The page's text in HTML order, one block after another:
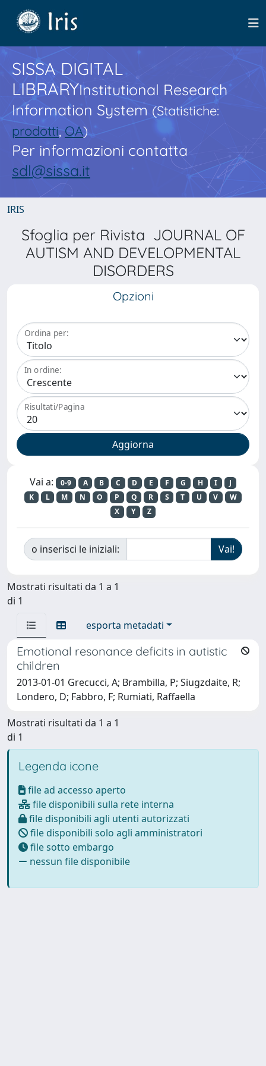
SISSA DIGITAL
LIBRARYInstitutional Research
Information System(Statistiche:
prodotti,OA)
Per informazioni contatta
sdl@sissa.it
IRIS
Sfoglia per Rivista JOURNAL OF
AUTISM AND DEVELOPMENTAL
DISORDERS
Opzioni
Ordina per:
In ordine:
Risultati/Pagina
Vai a: 0-9 A B C D E F G H I
J
K
L M N O P Q R S T U V
W
X
Y Z
o inserisci le iniziali:
Mostrati risultati da 1 a 1
di 1
esporta metadati
Emotional resonance deficits in autistic
children
2013-01-01 Grecucci, A; Brambilla, P; Siugzdaite, R;
Londero, D; Fabbro, F; Rumiati, Raffaella
Mostrati risultati da 1 a 1
di 1
Legenda icone
file ad accesso aperto
file disponibili sulla rete interna
file disponibili agli utenti autorizzati
file disponibili solo agli amministratori
file sotto embargo
nessun file disponibile